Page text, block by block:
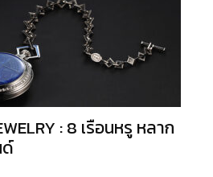
: 8 เรือนหรู หลาก
ด์